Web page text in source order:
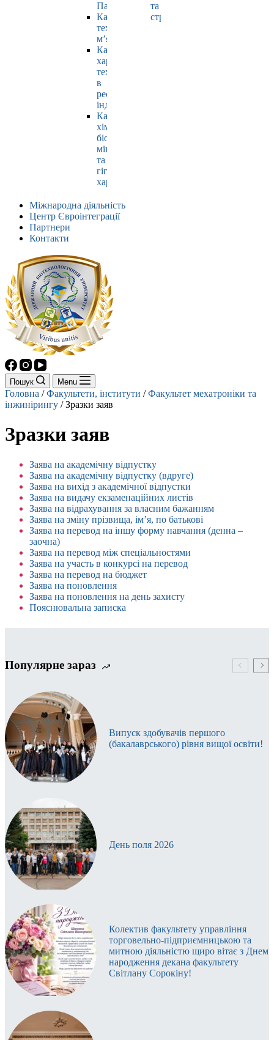
Павлюк
Кафедра
технології
м’яса
Кафедра
харчових
технологій
в
ресторанній
індустрії
Кафедра
хімії,
біохімії,
мікробіології
та
гігієни
харчування
та
страхування
Міжнародна діяльність
Центр Євроінтеграції
Партнери
Контакти
Пошук Menu
Головна /Факультети, інститути /Факультет мехатроніки та
інжинірингу /Зразки заяв
Зразки заяв
Заява на академічну відпустку
Заява на академічну відпустку (вдруге)
Заява на вихід з академічної відпустки
Заява на видачу екзаменаційних листів
Заява на відрахування за власним бажанням
Заява на зміну прізвища, ім’я, по батькові
Заява на перевод на іншу форму навчання (денна –
заочна)
Заява на перевод між спеціальностями
Заява на участь в конкурсі на перевод
Заява на перевод на бюджет
Заява на поновлення
Заява на поновлення на день захисту
Пояснювальна записка
Популярне зараз
Випуск здобувачів першого
(бакалаврського) рівня вищої освіти!
День поля 2026
Колектив факультету управління
торговельно-підприємницькою та
митною діяльністю щиро вітає з Днем
народження декана факультету
Світлану Сорокіну!